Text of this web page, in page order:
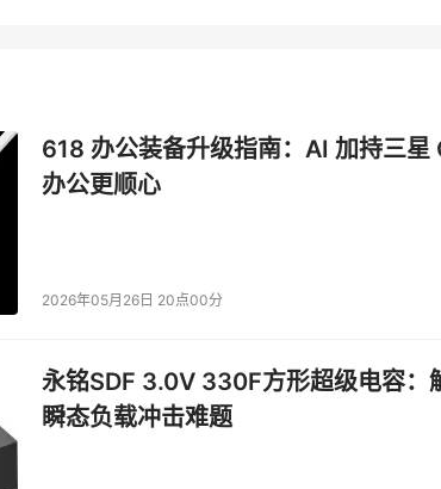
力以后会备受关注。
提了五个方面的要求，低成本、高性能、海量存
有不同的存储的数据，他们之间数据的流动就成为
还是效率都是问题，就非常适合于用一个数据湖的
COS Data Lake向智能数据湖演进，打造一体化
加了数据的加速能力，增加了AI能力之后，就可
产，数据挖掘的越多，无形资产就越多，这个是
据湖演进。
，因为对象存储是低成本，五大要求第一个要求
618 办公装备升级指南：AI 加持三星
办公更顺心
2026年05月26日 20点00分
永铭SDF 3.0V 330F方形超级电容
瞬态负载冲击难题